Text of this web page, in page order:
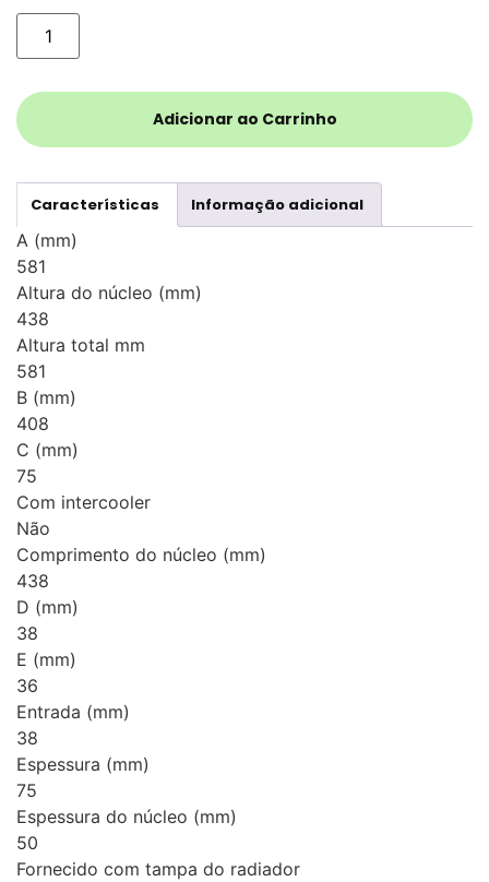
Adicionar ao Carrinho
Características Informação adicional
A (mm)
581
Altura do núcleo (mm)
438
Altura total mm
581
B (mm)
408
C (mm)
75
Com intercooler
Não
Comprimento do núcleo (mm)
438
D (mm)
38
E (mm)
36
Entrada (mm)
38
Espessura (mm)
75
Espessura do núcleo (mm)
50
Fornecido com tampa do radiador